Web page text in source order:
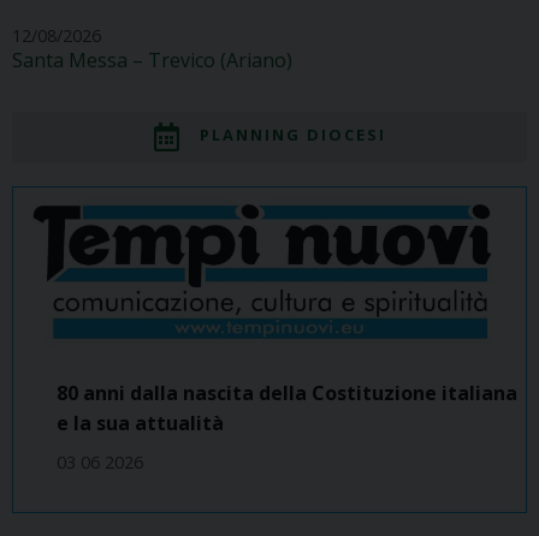
12/08/2026
Santa Messa – Trevico (Ariano)
PLANNING DIOCESI
80 anni dalla nascita della Costituzione italiana
e la sua attualità
03 06 2026